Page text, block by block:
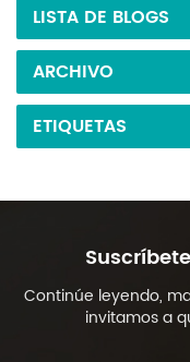
LISTA DE BLOGS
ARCHIVO
ETIQUETAS
Continúe leyendo,
invitamos a